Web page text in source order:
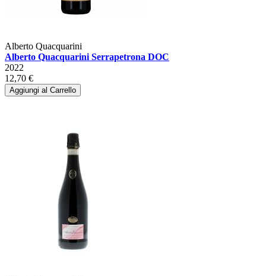
Alberto Quacquarini
Alberto Quacquarini Serrapetrona DOC
2022
12,70 €
Aggiungi al Carrello